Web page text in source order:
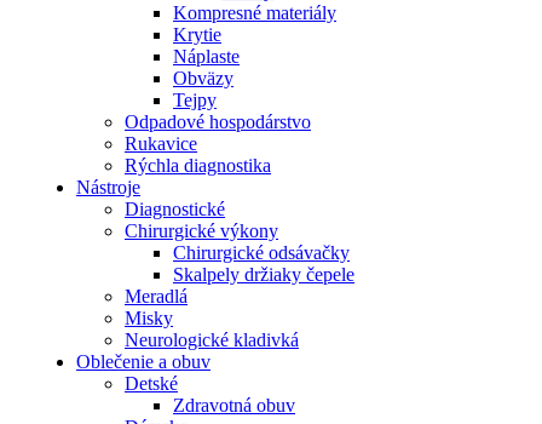
Kompresné materiály
Krytie
Náplaste
Obväzy
Tejpy
Odpadové hospodárstvo
Rukavice
Rýchla diagnostika
Nástroje
Diagnostické
Chirurgické výkony
Chirurgické odsávačky
Skalpely držiaky čepele
Meradlá
Misky
Neurologické kladivká
Oblečenie a obuv
Detské
Zdravotná obuv